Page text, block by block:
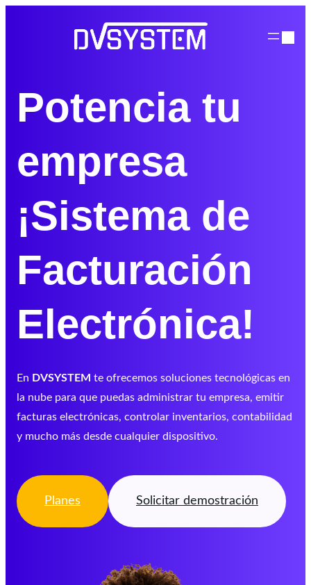
Potencia tu
empresa
¡Sistema de
Facturación
Electrónica!
En DVSYSTEM te ofrecemos soluciones tecnológicas en
la nube para que puedas administrar tu empresa, emitir
facturas electrónicas, controlar inventarios, contabilidad
y mucho más desde cualquier dispositivo.
Planes Solicitar demostración